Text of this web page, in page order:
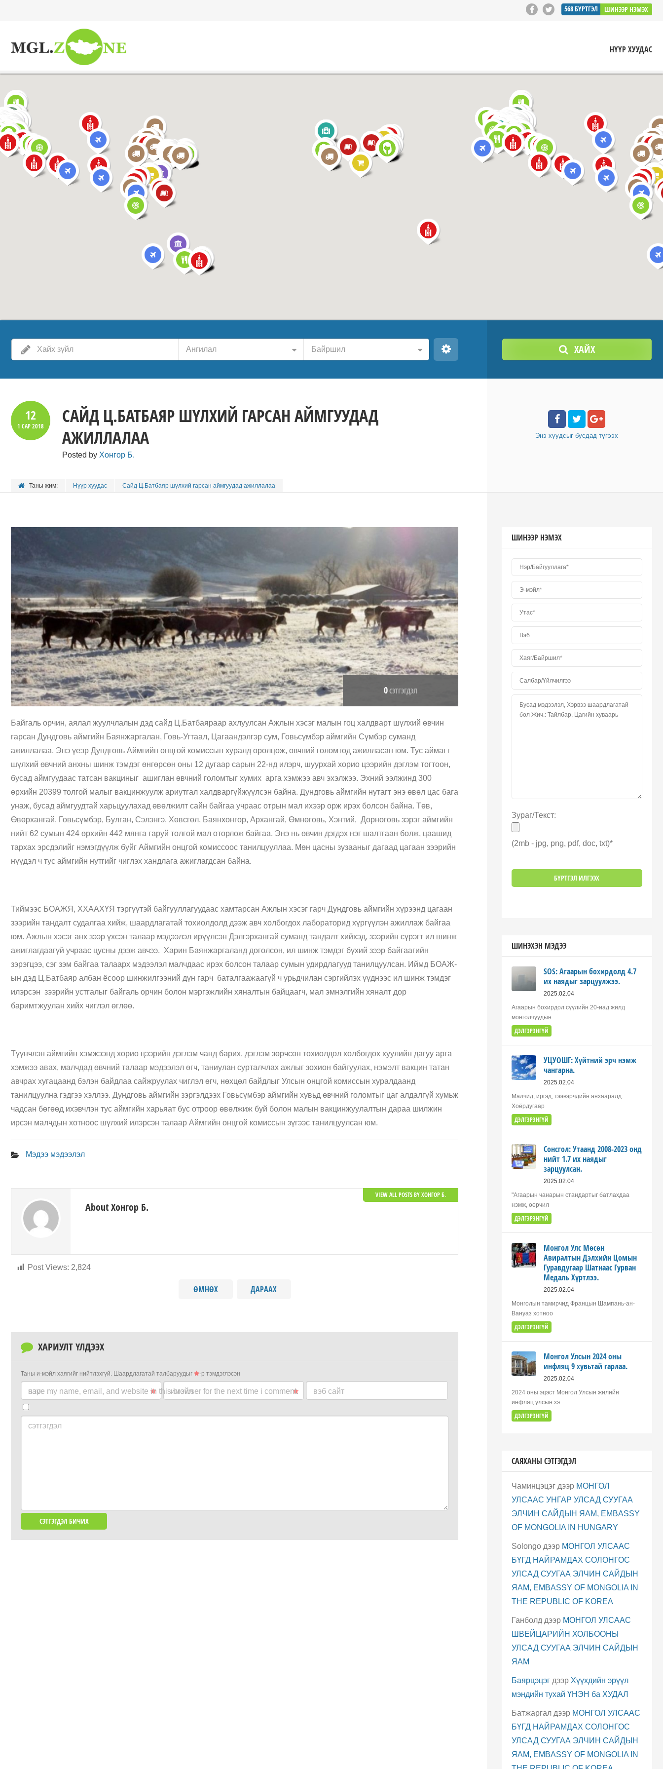
568БҮРТГЭЛ ШИНЭЭР НЭМЭХ
НҮҮР ХУУДАС
Ангилал Байршил ХАЙХ
12
1 САР2018
САЙД Ц.БАТБАЯР ШҮЛХИЙ ГАРСАН АЙМГУУДАД
АЖИЛЛАЛАА
Posted by Хонгор Б.
Таны жим: Нүүр хуудас Сайд Ц.Батбаяр шүлхий гарсан аймгуудад ажиллалаа
Энэ хуудсыг бусдад түгээх
0СЭТГЭГДЭЛ
Байгаль орчин, аялал жуулчлалын дэд сайд Ц.Батбаяраар ахлуулсан Ажлын хэсэг малын гоц халдварт шүлхий өвчин
гарсан Дундговь аймгийн Баянжаргалан, Говь-Угтаал, Цагаандэлгэр сум, Говьсүмбэр аймгийн Сүмбэр суманд
ажиллалаа. Энэ үеэр Дундговь Аймгийн онцгой комиссын хуралд оролцож, өвчний голомтод ажилласан юм. Тус аймагт
шүлхий өвчний анхны шинж тэмдэг өнгөрсөн оны 12 дугаар сарын 22-нд илэрч, шуурхай хорио цээрийн дэглэм тогтоон,
бусад аймгуудаас татсан вакциныг ашиглан өвчний голомтыг хумих арга хэмжээ авч эхэлжээ. Эхний ээлжинд 300
өрхийн 20399 толгой малыг вакцинжуулж ариутгал халдваргүйжүүлсэн байна. Дундговь аймгийн нутагт энэ өвөл цас бага
унаж, бусад аймгуудтай харьцуулахад өвөлжилт сайн байгаа учраас отрын мал ихээр орж ирэх болсон байна. Төв,
Өвөрхангай, Говьсүмбэр, Булган, Сэлэнгэ, Хөвсгөл, Баянхонгор, Архангай, Өмнөговь, Хэнтий, Дорноговь зэрэг аймгийн
нийт 62 сумын 424 өрхийн 442 мянга гаруй толгой мал оторлож байгаа. Энэ нь өвчин дэгдэх нэг шалтгаан болж, цаашид
тархах эрсдэлийг нэмэгдүүлж буйг Аймгийн онцгой комиссоос танилцууллаа. Мөн цасны зузааныг дагаад цагаан зээрийн
нүүдэл ч тус аймгийн нутгийг чиглэх хандлага ажиглагдсан байна.
Тиймээс БОАЖЯ, ХХААХҮЯ тэргүүтэй байгууллагуудаас хамтарсан Ажлын хэсэг гарч Дундговь аймгийн хүрээнд цагаан
зээрийн тандалт судалгаа хийж, шаардлагатай тохиолдолд дээж авч холбогдох лабораторид хүргүүлэн ажиллаж байгаа
юм. Ажлын хэсэг анх зээр үхсэн талаар мэдээлэл ирүүлсэн Дэлгэрхангай суманд тандалт хийхэд, зээрийн сүрэгт ил шинж
ажиглагдаагүй учраас цусны дээж авчээ. Харин Баянжаргаланд доголсон, ил шинж тэмдэг бүхий зээр байгаагийн
зэрэгцээ, сэг зэм байгаа талаарх мэдээлэл малчдаас ирэх болсон талаар сумын удирдлагууд танилцуулсан. Иймд БОАЖ-
ын дэд Ц.Батбаяр албан ёсоор шинжилгээний дүн гарч баталгаажаагүй ч урьдчилан сэргийлэх үүднээс ил шинж тэмдэг
илэрсэн зээрийн устгалыг байгаль орчин болон мэргэжлийн хяналтын байцаагч, мал эмнэлгийн хяналт дор
баримтжуулан хийх чиглэл өглөө.
Түүнчлэн аймгийн хэмжээнд хорио цээрийн дэглэм чанд барих, дэглэм зөрчсөн тохиолдол холбогдох хуулийн дагуу арга
хэмжээ авах, малчдад өвчний талаар мэдээлэл өгч, таниулан сурталчлах ажлыг зохион байгуулах, нэмэлт вакцин татан
авчрах хугацаанд бэлэн байдлаа сайжруулах чиглэл өгч, нөхцөл байдлыг Улсын онцгой комиссын хуралдаанд
танилцуулна гэдгээ хэллээ. Дундговь аймгийн зэргэлдээх Говьсүмбэр аймгийн хувьд өвчний голомтыг цаг алдалгүй хумьж
чадсан бөгөөд ихэвчлэн тус аймгийн харьяат бус отроор өвөлжиж буй болон малын вакцинжуулалтын дараа шилжин
ирсэн малчдын хотноос шүлхий илэрсэн талаар Аймгийн онцгой комиссын зүгээс танилцуулсан юм.
Post Views: 2,824
Мэдээ мэдээлэл
About Хонгор Б.
VIEW ALL POSTS BY ХОНГОР Б.
ӨМНӨХ ДАРААХ
ХАРИУЛТ ҮЛДЭЭХ
Таны и-мэйл хаягийг нийтлэхгүй. Шаардлагатай талбаруудыг -р тэмдэглэсэн
нэр имэйл вэб сайт
save my name, email, and website in this browser for the next time i comment.
сэтгэгдэл
ШИНЭЭР НЭМЭХ
Зураг/Текст:
(2mb - jpg, png, pdf, doc, txt)*
ШИНЭХЭН МЭДЭЭ
SOS: Агаарын бохирдолд 4.7
их наядыг зарцуулжээ.
2025.02.04
Агаарын бохирдол сүүлийн 20-иад жилд
монголчуудын
ДЭЛГЭРЭНГҮЙ
УЦУОШГ: Хүйтний эрч нэмж
чангарна.
2025.02.04
Малчид, иргэд, тээвэрчдийн анхааралд:
Хоёрдугаар
ДЭЛГЭРЭНГҮЙ
Сонсгол: Утаанд 2008-2023 онд
нийт 1.7 их наядыг
зарцуулсан.
2025.02.04
"Агаарын чанарын стандартыг батлахдаа
нэмж, өөрчил
ДЭЛГЭРЭНГҮЙ
Монгол Улс Мөсөн
Авиралтын Дэлхийн Цомын
Гуравдугаар Шатнаас Гурван
Медаль Хүртлээ.
2025.02.04
Монголын тамирчид Францын Шампань-ан-
Вануаз хотноо
ДЭЛГЭРЭНГҮЙ
Монгол Улсын 2024 оны
инфляц 9 хувьтай гарлаа.
2025.02.04
2024 оны эцэст Монгол Улсын жилийн
инфляц улсын хэ
ДЭЛГЭРЭНГҮЙ
САЯХАНЫ СЭТГЭГДЭЛ
Чаминцэцэгдээр МОНГОЛ
УЛСААС УНГАР УЛСАД СУУГАА
ЭЛЧИН САЙДЫН ЯАМ, EMBASSY
OF MONGOLIA IN HUNGARY
Solongoдээр МОНГОЛ УЛСААС
БҮГД НАЙРАМДАХ СОЛОНГОС
УЛСАД СУУГАА ЭЛЧИН САЙДЫН
ЯАМ, EMBASSY OF MONGOLIA IN
THE REPUBLIC OF KOREA
Ганболд дээр МОНГОЛ УЛСААС
ШВЕЙЦАРИЙН ХОЛБООНЫ
УЛСАД СУУГАА ЭЛЧИН САЙДЫН
ЯАМ
Баярцэцэгдээр Хүүхдийн эрүүл
мэндийн тухай ҮНЭН ба ХУДАЛ
Батжаргалдээр МОНГОЛ УЛСААС
БҮГД НАЙРАМДАХ СОЛОНГОС
УЛСАД СУУГАА ЭЛЧИН САЙДЫН
ЯАМ, EMBASSY OF MONGOLIA IN